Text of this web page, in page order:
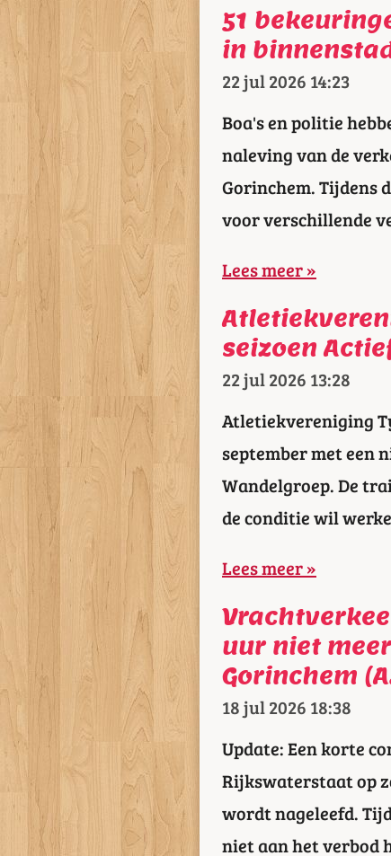
51
in
22 jul 2026 14:23
Boa's en politie
naleving van de
Gorinchem. Tijdens
voor verschillende
Lees meer »
seizoen
22 jul 2026 13:28
Atletiekvereniging
september met een
Wandelgroep. De
de conditie wil
Lees meer »
uur niet
Gorinchem
18 jul 2026 18:38
Update: Een korte
Rijkswaterstaat op
wordt nageleefd.
niet aan het verbod